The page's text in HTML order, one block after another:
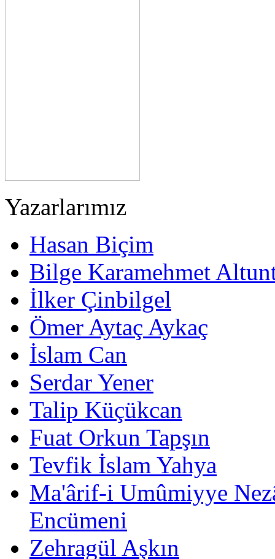
Yazarlarımız
Hasan Biçim
Bilge Karamehmet
İlker Çinbilgel
Ömer Aytaç Aykaç
İslam Can
Serdar Yener
Talip Küçükcan
Fuat Orkun Tapşın
Tevfik İslam Yahya
Ma'ârif-i Umûmiyye
Encümeni
Zehragül Aşkın